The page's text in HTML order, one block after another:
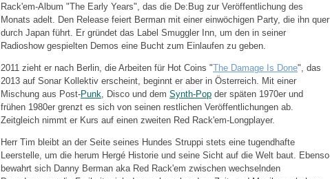
Rack'em-Album "The Early Years", das die De:Bug zur Veröffentlichung des
Monats adelt. Den Release feiert Berman mit einer einwöchigen Party, die ihn quer
durch Japan führt. Er gründet das Label Smuggler Inn, um den in seiner
Radioshow gespielten Demos eine Bucht zum Einlaufen zu geben.
2011 zieht er nach Berlin, die Arbeiten für Hot Coins "The Damage Is Done", das
2013 auf Sonar Kollektiv erscheint, beginnt er aber in Österreich. Mit einer
Mischung aus Post-Punk, Disco und dem Synth-Pop der späten 1970er und
frühen 1980er grenzt es sich von seinen restlichen Veröffentlichungen ab.
Zeitgleich nimmt er Kurs auf einen zweiten Red Rack'em-Longplayer.
Herr Tim bleibt an der Seite seines Hundes Struppi stets eine tugendhafte
Leerstelle, um die herum Hergé Historie und seine Sicht auf die Welt baut. Ebenso
bewahrt sich Danny Berman aka Red Rack'em zwischen wechselnden